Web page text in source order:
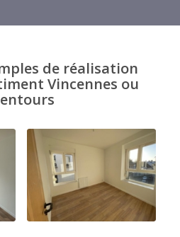
de réalisation
Vincennes ou